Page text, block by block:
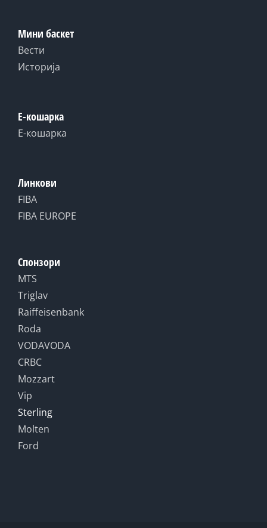
Мини баскет
Вести
Историја
Е-кошарка
Е-кошарка
Линкови
FIBA
FIBA EUROPE
Спонзори
MTS
Triglav
Raiffeisenbank
Roda
VODAVODA
CRBC
Mozzart
Vip
Sterling
Molten
Ford